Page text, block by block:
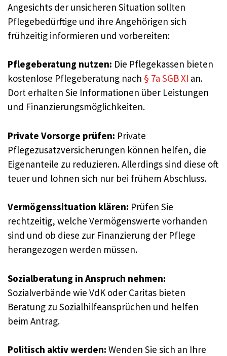
Angesichts der unsicheren Situation sollten
Pflegebedürftige und ihre Angehörigen sich
frühzeitig informieren und vorbereiten:
Pflegeberatung nutzen: Die Pflegekassen bieten
kostenlose Pflegeberatung nach § 7a SGB XI an.
Dort erhalten Sie Informationen über Leistungen
und Finanzierungsmöglichkeiten.
Private Vorsorge prüfen: Private
Pflegezusatzversicherungen können helfen, die
Eigenanteile zu reduzieren. Allerdings sind diese oft
teuer und lohnen sich nur bei frühem Abschluss.
Vermögenssituation klären: Prüfen Sie
rechtzeitig, welche Vermögenswerte vorhanden
sind und ob diese zur Finanzierung der Pflege
herangezogen werden müssen.
Sozialberatung in Anspruch nehmen:
Sozialverbände wie VdK oder Caritas bieten
Beratung zu Sozialhilfeansprüchen und helfen
beim Antrag.
Politisch aktiv werden: Wenden Sie sich an Ihre